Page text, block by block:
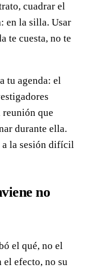
cuadrar el
en la silla. Usar
te cuesta, no te
tu agenda: el
reunión que
durante ella.
a la sesión difícil
no
el qué, no el
efecto, no su